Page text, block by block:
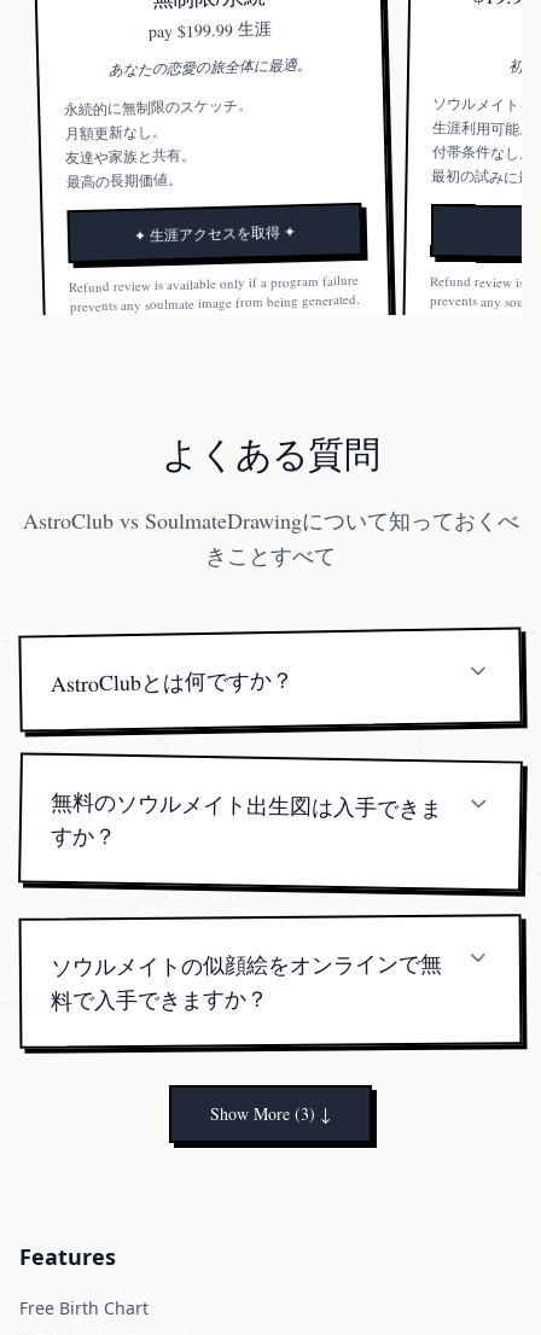
pay $199.99 生涯
あなたの恋愛の旅全体に最適。
永続的に無制限のスケッチ。
月額更新なし。
友達や家族と共有。
最高の長期価値。
✦ 生涯アクセスを取得 ✦
Refund review is available only if a program failure
prevents any soulmate image from being generated.
Once a soulmate image is generated, the order is not
初
ソウルメイトを
生涯利用可能。
付帯条件なし。
最初の試みに最
Refund review is
prevents any
Once a soulmate
よくある質問
AstroClub vs SoulmateDrawingについて知っておくべ
きことすべて
AstroClubとは何ですか？
スプレッド、月の満ち欠けの追跡を提供するAI搭
無料のソウルメイト出生図は入手できま
すか？
ソウルメイトの似顔絵をオンラインで無
料で入手できますか？
$19.9、月間$19.9、永久$199.99）。出生図と相性デ
ータはすべて無料のままです。
Show More (3) ↓
Features
Free Birth Chart